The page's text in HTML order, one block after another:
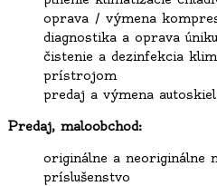
oprava / výmena
diagnostika a oprava
čistenie a dezinfekcia
prístrojom
predaj a výmena
Predaj, maloobchod:
originálne a neoriginálne
príslušenstvo